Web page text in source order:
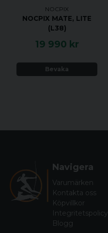
NOCPIX
NOCPIX MATE, LITE
(L38)
19 990 kr
Bevaka
Navigera
Varumärken
Kontakta oss
Köpvillkor
Integritetspolicy
Blogg